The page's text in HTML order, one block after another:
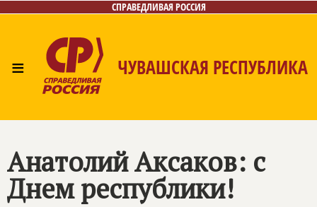
СПРАВЕДЛИВАЯ РОССИЯ
≡ ЧУВАШСКАЯ РЕСПУБЛИКА
Контакты
Анатолий Аксаков: с
Днем республики!